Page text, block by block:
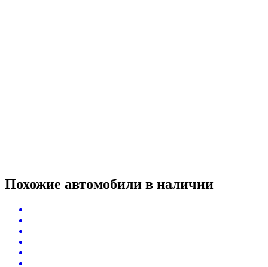
Похожие автомобили в наличии